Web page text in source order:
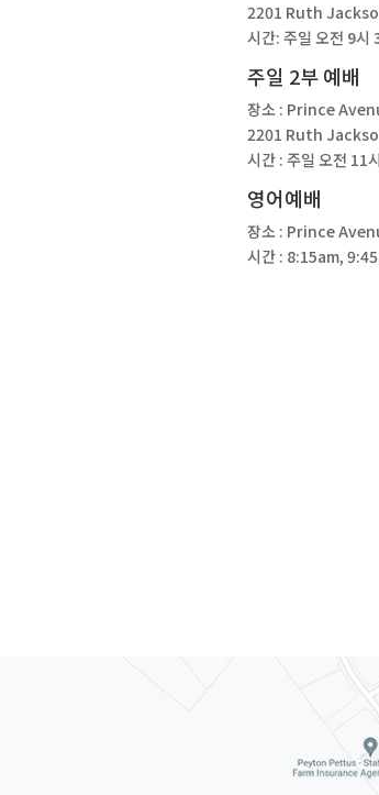
2201 Ruth
시간: 주일 오전 9시
주일 2부 예배
장소 : Prince
2201 Ruth
시간 : 주일 오전 11시
영어예배
장소 : Prince
시간 : 8:15am,